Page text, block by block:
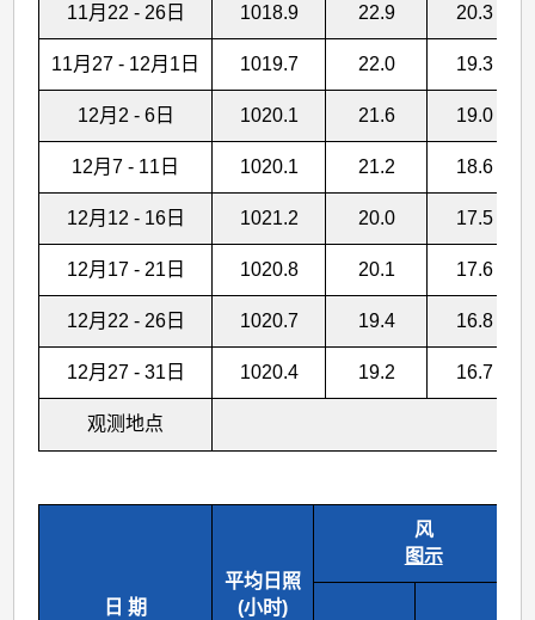
11月22 - 26日 1018.9 22.9 20.3
11月27 - 12月1日 1019.7 22.0 19.3
12月2 - 6日 1020.1 21.6 19.0
12月7 - 11日 1020.1 21.2 18.6
12月12 - 16日 1021.2 20.0 17.5
12月17 - 21日 1020.8 20.1 17.6
12月22 - 26日 1020.7 19.4 16.8
12月27 - 31日 1020.4 19.2 16.7
观测地点
日 期
平均日照
(小时)
风
图示